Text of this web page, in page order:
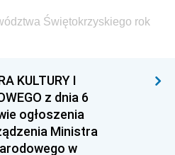
Świętokrzyskiego rok
KULTURY I
z dnia 6
ogłoszenia
Ministra
w